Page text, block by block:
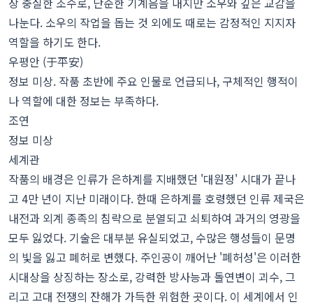
나눈다. 소우의 작업을 돕는 것 외에도 때로는 감정적인 지지자
역할을 하기도 한다.
우평안 (于平安)
정보 미상. 작품 초반에 주요 인물로 언급되나, 구체적인 행적이
나 역할에 대한 정보는 부족하다.
조연
정보 미상
세계관
작품의 배경은 인류가 은하계를 지배했던 '대원정' 시대가 끝나
고 4만 년이 지난 미래이다. 한때 은하계를 호령했던 인류 제국은
내전과 외계 종족의 침략으로 분열되고 쇠퇴하여 과거의 영광을
모두 잃었다. 기술은 대부분 유실되었고, 수많은 행성들이 문명
의 빛을 잃고 폐허로 변했다. 주인공이 깨어난 '폐허성'은 이러한
시대상을 상징하는 장소로, 강력한 방사능과 돌연변이 괴수, 그
리고 고대 전쟁의 잔해가 가득한 위험한 곳이다. 이 세계에서 인